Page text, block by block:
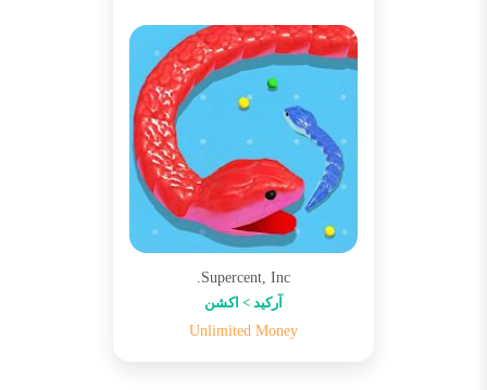
Supercent, Inc.
آرکید > اکشن
Unlimited Money